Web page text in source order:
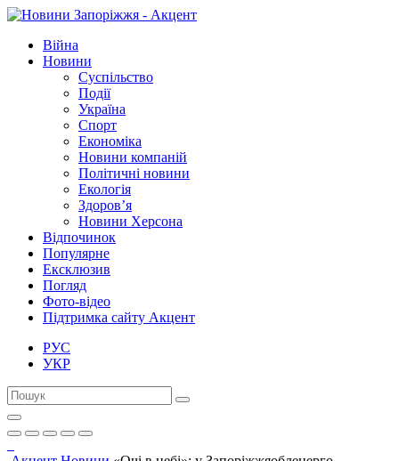
Війна
Новини
Суспільство
Події
Україна
Спорт
Економіка
Новини компаній
Політичні новини
Екологія
Здоров’я
Новини Херсона
Відпочинок
Популярне
Ексклюзив
Погляд
Фото-відео
Підтримка сайту Акцент
РУС
УКР